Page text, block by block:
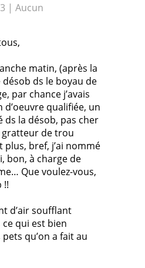
| Aucun
matin, (après la
ds le boyau de
par chance j’avais
qualifiée, un
ds la désob, pas cher
gratteur de trou
plus, bref, j’ai nommé
bon, à charge de
Que voulez-vous,
!!
d’air soufflant
qui est bien
qu’on a fait au